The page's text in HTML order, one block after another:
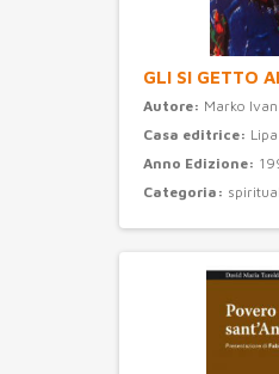
GLI SI GETTO
Autore: Marko
Casa editrice: Lipa
Anno Edizione:
Categoria: